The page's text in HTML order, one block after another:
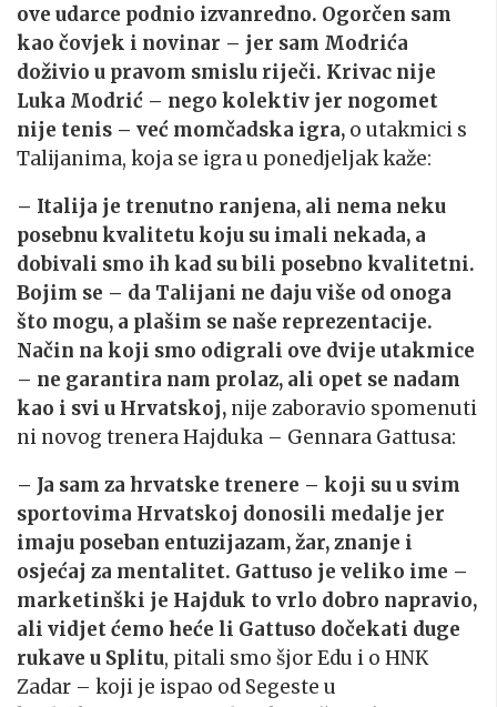
ove udarce podnio izvanredno. Ogorčen sam
kao čovjek i novinar – jer sam Modrića
doživio u pravom smislu riječi. Krivac nije
Luka Modrić – nego kolektiv jer nogomet
nije tenis – već momčadska igra, o utakmici s
Talijanima, koja se igra u ponedjeljak kaže:
– Italija je trenutno ranjena, ali nema neku
posebnu kvalitetu koju su imali nekada, a
dobivali smo ih kad su bili posebno kvalitetni.
Bojim se – da Talijani ne daju više od onoga
što mogu, a plašim se naše reprezentacije.
Način na koji smo odigrali ove dvije utakmice
– ne garantira nam prolaz, ali opet se nadam
kao i svi u Hrvatskoj, nije zaboravio spomenuti
ni novog trenera Hajduka – Gennara Gattusa:
– Ja sam za hrvatske trenere – koji su u svim
sportovima Hrvatskoj donosili medalje jer
imaju poseban entuzijazam, žar, znanje i
osjećaj za mentalitet. Gattuso je veliko ime –
marketinški je Hajduk to vrlo dobro napravio,
ali vidjet ćemo heće li Gattuso dočekati duge
rukave u Splitu, pitali smo šjor Edu i o HNK
Zadar – koji je ispao od Segeste u